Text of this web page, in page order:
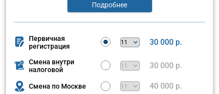
Подробнее
Первичная
регистрация
30 000 р.
Смена внутри
налоговой
30 000 р.
Смена по Москве 40 000 р.